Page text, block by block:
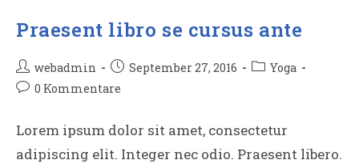
Praesent libro se cursus ante
Beitrags-
Autor:
webadmin
Beitrag
veröffentlicht:
September 27, 2016
Beitrags-
Yoga
Beitrags-
0 Kommentare
Lorem ipsum dolor sit amet, consectetur
adipiscing elit. Integer nec odio. Praesent libero.